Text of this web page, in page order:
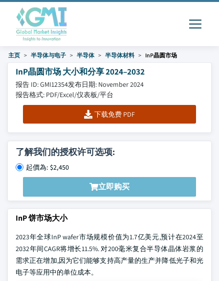
主页 半导体与电子 半导体 半导体材料 InP晶圆市场
InP晶圆市场 大小和分享 2024–2032
报告 ID: GMI12354发布日期: November 2024
报告格式: PDF/Excel/仪表板/平台
下载免费 PDF
了解我们的授权许可选项:
起價為: $2,450
立即购买
InP 饼市场大小
2023年全球InP wafer市场规模价值为1.7亿美元,预计在2024至
2032年间CAGR将增长11.5%. 对200毫米复合半导体晶体岩浆的
需求正在增加,因为它们能够支持高产量的生产并降低光子和光
电子等应用中的单位成本。